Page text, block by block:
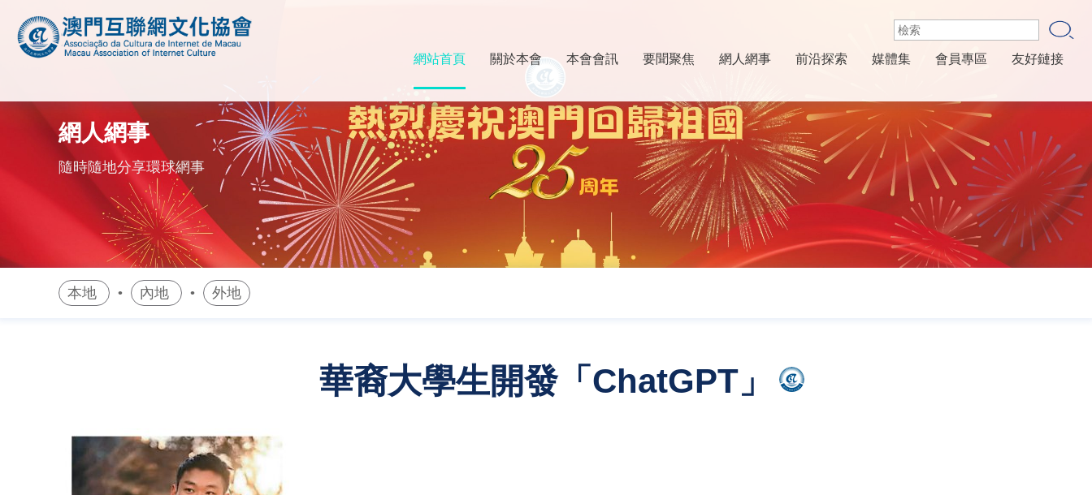
網站首頁 關於本會 本會會訊 要聞聚焦 網人網事 前沿探索 媒體集 會員專區 友好鏈接
網人網事
隨時隨地分享環球網事
本地 • 內地 • 外地
華裔大學生開發「ChatGPT」